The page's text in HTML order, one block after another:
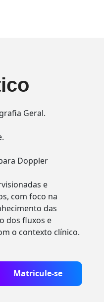
Geral.
Doppler
e
com foco na
das
dos fluxos e
o contexto clínico.
Matricule-se